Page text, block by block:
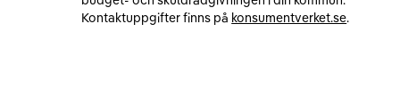
Kontaktuppgifter finns på konsumentverket.se.